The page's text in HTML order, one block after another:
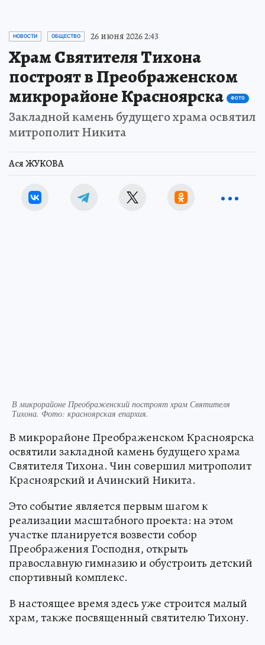
НОВОСТИ ОБЩЕСТВО 26 июня 2026 2:43
Храм Святителя Тихона
построят в Преображенском
микрорайоне Красноярска
ФОТО
Закладной камень будущего храма освятил
митрополит Никита
Ася ЖУКОВА
В микрорайоне Преображенский построят храм Святителя
Тихона. Фото: красноярская епархия.
В микрорайоне Преображенском Красноярска
освятили закладной камень будущего храма
Святителя Тихона. Чин совершил митрополит
Красноярский и Ачинский Никита.
Это событие является первым шагом к
реализации масштабного проекта: на этом
участке планируется возвести собор
Преображения Господня, открыть
православную гимназию и обустроить детский
спортивный комплекс.
В настоящее время здесь уже строится малый
храм, также посвященный святителю Тихону.